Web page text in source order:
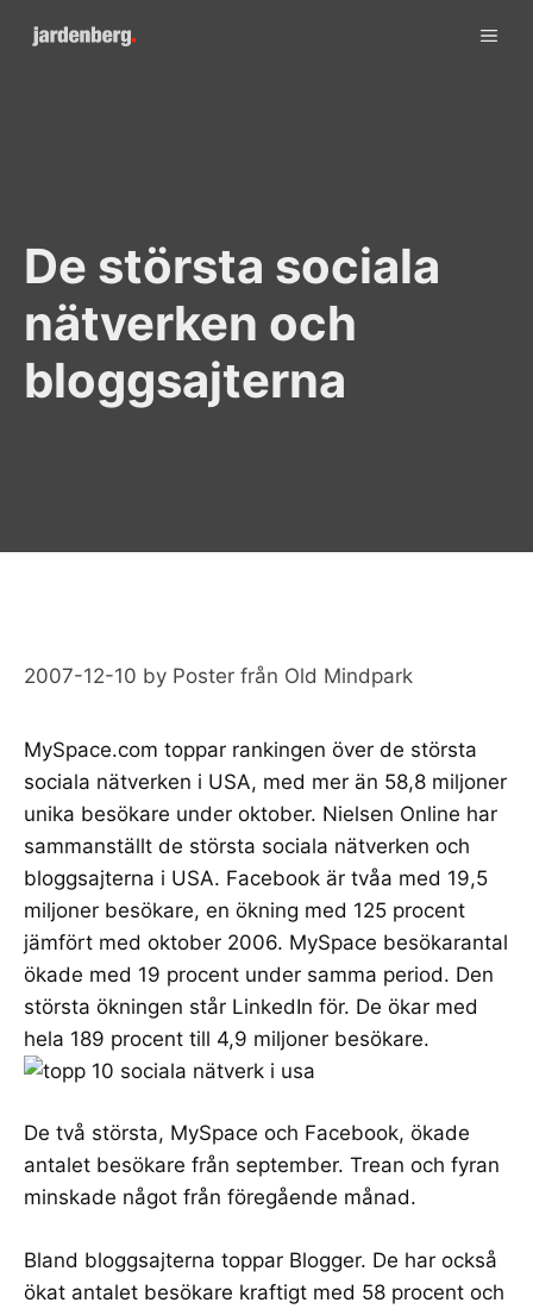
De största sociala
nätverken och
bloggsajterna
2007-12-10 by Poster från Old Mindpark
MySpace.com toppar rankingen över de största
sociala nätverken i USA, med mer än 58,8 miljoner
unika besökare under oktober. Nielsen Online har
sammanställt de största sociala nätverken och
bloggsajterna i USA. Facebook är tvåa med 19,5
miljoner besökare, en ökning med 125 procent
jämfört med oktober 2006. MySpace besökarantal
ökade med 19 procent under samma period. Den
största ökningen står LinkedIn för. De ökar med
hela 189 procent till 4,9 miljoner besökare.
De två största, MySpace och Facebook, ökade
antalet besökare från september. Trean och fyran
minskade något från föregående månad.
Bland bloggsajterna toppar Blogger. De har också
ökat antalet besökare kraftigt med 58 procent och